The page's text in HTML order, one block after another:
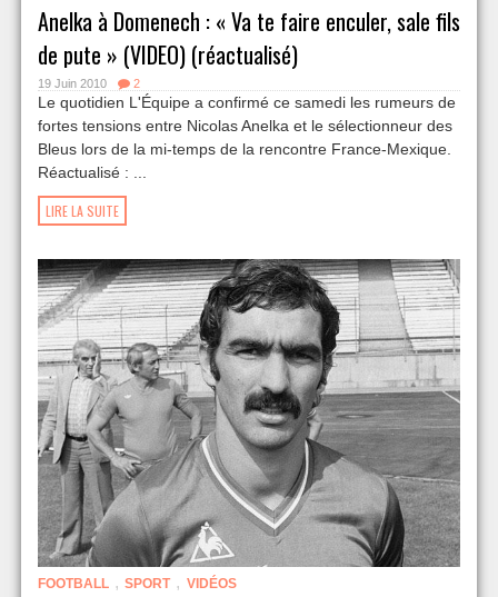
Anelka à Domenech : « Va te faire enculer, sale fils
de pute » (VIDEO) (réactualisé)
19 Juin 2010 2
Le quotidien L'Équipe a confirmé ce samedi les rumeurs de
fortes tensions entre Nicolas Anelka et le sélectionneur des
Bleus lors de la mi-temps de la rencontre France-Mexique.
Réactualisé : ...
LIRE LA SUITE
FOOTBALL , SPORT , VIDÉOS